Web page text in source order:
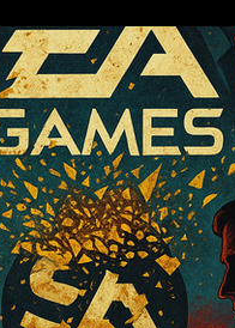
Texto / Reflexão geek